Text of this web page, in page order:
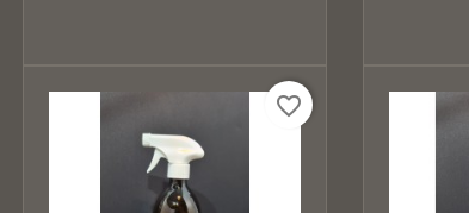
favorite_border